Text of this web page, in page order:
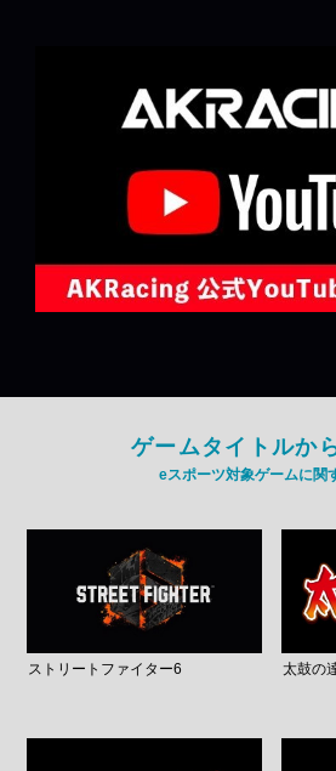
ゲームタイトルか
eスポーツ対象ゲームに関
ストリートファイター6 太鼓の